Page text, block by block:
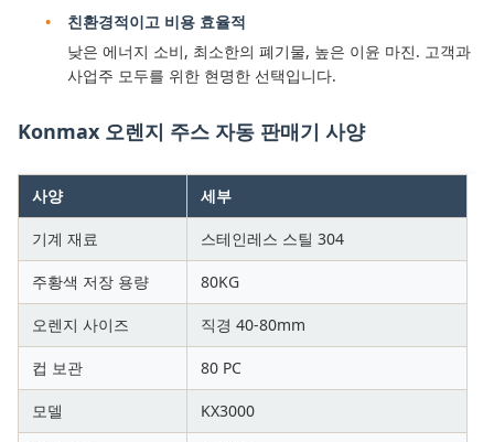
친환경적이고 비용 효율적
낮은 에너지 소비, 최소한의 폐기물, 높은 이윤 마진. 고객과
사업주 모두를 위한 현명한 선택입니다.
Konmax 오렌지 주스 자동 판매기 사양
사양 세부
기계 재료 스테인레스 스틸 304
주황색 저장 용량 80KG
오렌지 사이즈 직경 40-80mm
컵 보관 80 PC
모델 KX3000